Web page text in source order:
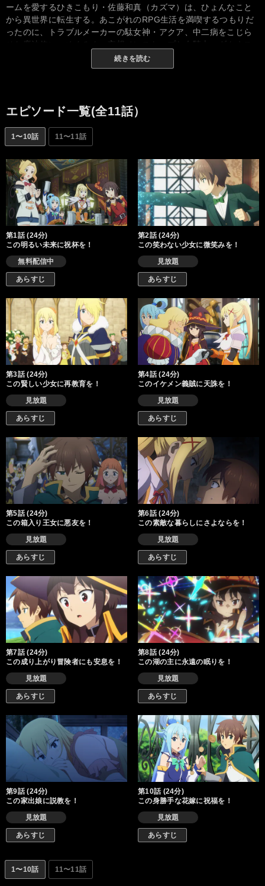
ームを愛するひきこもり・佐藤和真（カズマ）は、ひょんなこと
から異世界に転生する。あこがれのRPG生活を満喫するつもりだ
ったのに、トラブルメーカーの駄女神・アクア、中二病をこじら
せた魔法使い・めぐみん、妄想ノンストップな女騎士・ダクネス
という、能力だけは高いのにとんでもなく残念な３人とパーティ
を組むことになって、異世界ライフはトラブル続き。たまに魔王
里から帰還したカズマたちのもとに、手紙が届く。その内容は、
王女アイリスが、魔王軍幹部を倒したカズマ達の冒険譚を聞きた
いというもの。護衛兼教育係のクレアとレインを伴い、アクセル
の街を訪れた王女アイリスは、カズマ達との対面を穏やかに終え
じゃない？」王女アイリスが、カズマに懐いてしまった!? カズマ
が目を開けると、そこはなんと王都！ アイリスに乞われて滞在す
るうちに、王城でのセレブ生活に味を占め、これ幸いと居座るこ
とを決めるカズマ。しかし、ちょうど同じころ、王都では義賊が
暗躍する事件が起きていて――!?
続きを読む
エピソード一覧(全11話）
1〜10話 11〜11話
第1話 (24分)
この明るい未来に祝杯を！
無料配信中
あらすじ
第2話 (24分)
この笑わない少女に微笑みを！
見放題
あらすじ
第3話 (24分)
この賢しい少女に再教育を！
見放題
あらすじ
第4話 (24分)
このイケメン義賊に天誅を！
見放題
あらすじ
第5話 (24分)
この箱入り王女に悪友を！
見放題
あらすじ
第6話 (24分)
この素敵な暮らしにさよならを！
見放題
あらすじ
第7話 (24分)
この成り上がり冒険者にも安息を！
見放題
あらすじ
第8話 (24分)
この湖の主に永遠の眠りを！
見放題
あらすじ
第9話 (24分)
この家出娘に説教を！
見放題
あらすじ
第10話 (24分)
この身勝手な花嫁に祝福を！
見放題
あらすじ
1〜10話 11〜11話